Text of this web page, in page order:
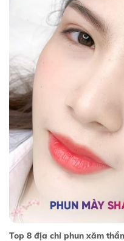
Top 8 địa chỉ phun xăm